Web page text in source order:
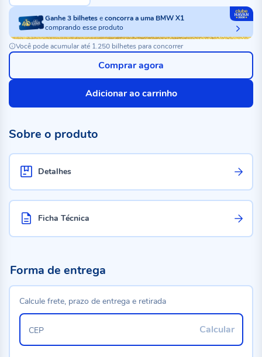
Ganhe3bilheteseconcorra a uma BMW X1
comprando esse produto
Você pode acumular até 1.250 bilhetes para concorrer
Adicionar ao carrinho
Comprar agora
Sobre o produto
Detalhes
Ficha Técnica
Forma de entrega
Calcule frete, prazo de entrega e retirada
Calcular
CEP